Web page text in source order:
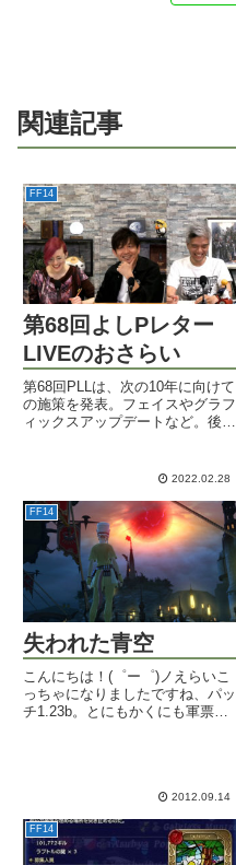
関連記事
FF14
第68回よしPレター
LIVEのおさらい
第68回PLLは、次の10年に向けて
の施策を発表。フェイスやグラフ
ィックスアップデートなど。後半
2022.02.28
FF14
失われた青空
こんにちは！(゜ー゜)ノえらいこ
っちゃになりましたですね、パッ
チ1.23b。とにもかくにも軍票祭
もうだいぶエオルゼアの気...
2012.09.14
FF14